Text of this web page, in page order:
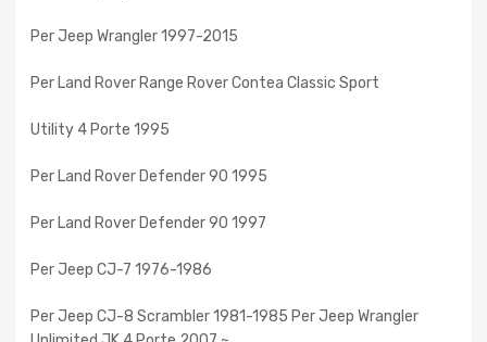
Per Jeep Wrangler 1997-2015
Per Land Rover Range Rover Contea Classic Sport
Utility 4 Porte 1995
Per Land Rover Defender 90 1995
Per Land Rover Defender 90 1997
Per Jeep CJ-7 1976-1986
Per Jeep CJ-8 Scrambler 1981-1985 Per Jeep Wrangler